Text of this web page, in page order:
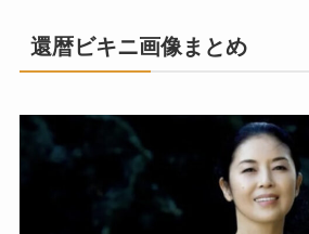
還暦ビキニ画像まとめ